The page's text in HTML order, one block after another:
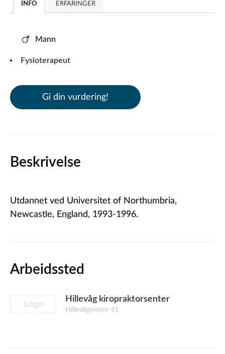
INFO ERFARINGER
Mann
Fysioterapeut
Gi din vurdering!
Beskrivelse
Utdannet ved Universitet of Northumbria,
Newcastle, England, 1993-1996.
Arbeidssted
Logo
Hillevåg kiropraktorsenter
Hillevågsveien 41